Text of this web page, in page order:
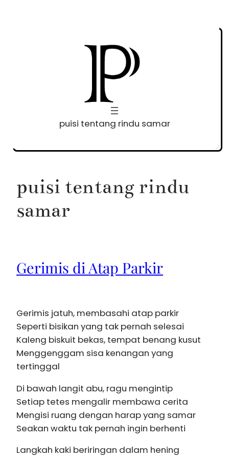
puisi tentang rindu samar
puisi tentang rindu
samar
Gerimis di Atap Parkir
Gerimis jatuh, membasahi atap parkir
Seperti bisikan yang tak pernah selesai
Kaleng biskuit bekas, tempat benang kusut
Menggenggam sisa kenangan yang
tertinggal
Di bawah langit abu, ragu mengintip
Setiap tetes mengalir membawa cerita
Mengisi ruang dengan harap yang samar
Seakan waktu tak pernah ingin berhenti
Langkah kaki beriringan dalam hening